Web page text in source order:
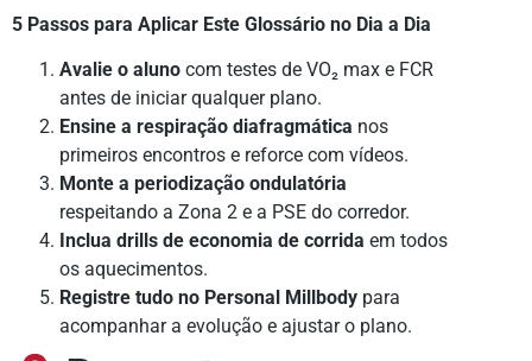
5 Passos para Aplicar Este Glossário no Dia a Dia
Avalie o aluno com testes de VO₂ max e FCR
antes de iniciar qualquer plano.
Ensine a respiração diafragmática nos
primeiros encontros e reforce com vídeos.
Monte a periodização ondulatória
respeitando a Zona 2 e a PSE do corredor.
Inclua drills de economia de corrida em todos
os aquecimentos.
Registre tudo no Personal Millbody para
acompanhar a evolução e ajustar o plano.